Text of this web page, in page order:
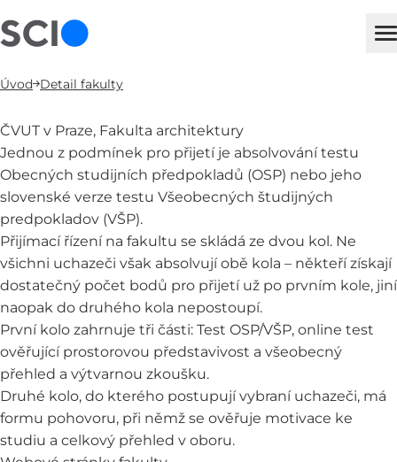
Úvod Detail fakulty
ČVUT v Praze, Fakulta architektury
Jednou z podmínek pro přijetí je absolvování testu
Obecných studijních předpokladů (OSP) nebo jeho
slovenské verze testu Všeobecných študijných
predpokladov (VŠP).
Přijímací řízení na fakultu se skládá ze dvou kol. Ne
všichni uchazeči však absolvují obě kola – někteří získají
dostatečný počet bodů pro přijetí už po prvním kole, jiní
naopak do druhého kola nepostoupí.
První kolo zahrnuje tři části: Test OSP/VŠP, online test
ověřující prostorovou představivost a všeobecný
přehled a výtvarnou zkoušku.
Druhé kolo, do kterého postupují vybraní uchazeči, má
formu pohovoru, při němž se ověřuje motivace ke
studiu a celkový přehled v oboru.